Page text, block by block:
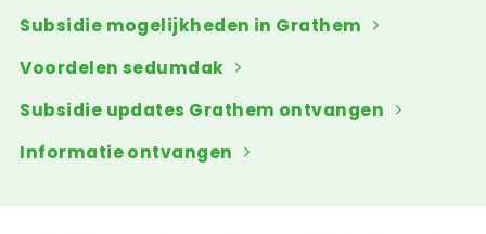
Subsidie mogelijkheden in Grathem
Voordelen sedumdak
Subsidie updates Grathem ontvangen
Informatie ontvangen